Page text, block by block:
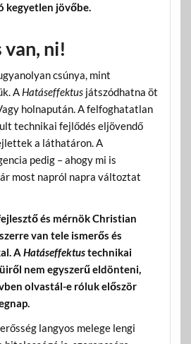
kegyetlen jövőbe.
ni!
csúnya, mint
A Hatáseffektusjátszódhatna öt
holnapután. A felfoghatatlan
technikai fejlődés eljövendő
a láthatáron. A
pedig – ahogy mi is
most napról napra változtat
és mérnök Christian
van tele ismerős és
A Hatáseffektustechnikai
nem egyszerű eldönteni,
olvastál-e róluk először
langyos melege lengi